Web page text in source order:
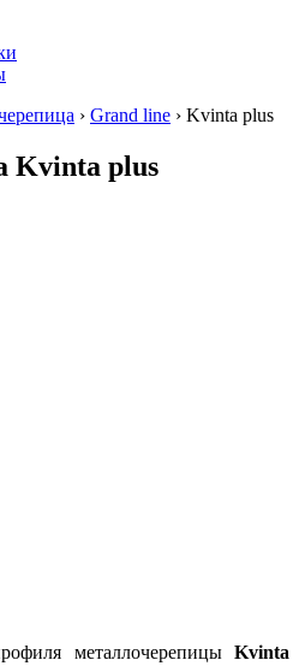
› Grand line › Kvinta plus
Kvinta plus
металлочерепицы Kvinta